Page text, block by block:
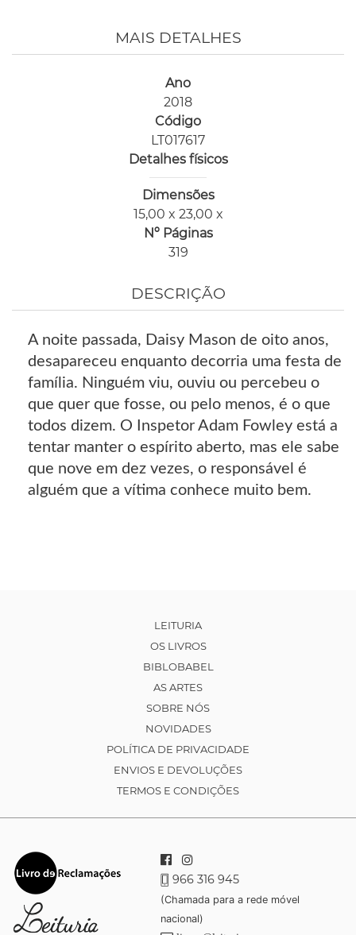
MAIS DETALHES
Ano
2018
Código
LT017617
Detalhes físicos
Dimensões
15,00 x 23,00 x
Nº Páginas
319
DESCRIÇÃO
A noite passada, Daisy Mason de oito anos,
desapareceu enquanto decorria uma festa de
família. Ninguém viu, ouviu ou percebeu o
que quer que fosse, ou pelo menos, é o que
todos dizem. O Inspetor Adam Fowley está a
tentar manter o espírito aberto, mas ele sabe
que nove em dez vezes, o responsável é
alguém que a vítima conhece muito bem.
LEITURIA
OS LIVROS
BIBLOBABEL
AS ARTES
SOBRE NÓS
NOVIDADES
POLÍTICA DE PRIVACIDADE
ENVIOS E DEVOLUÇÕES
TERMOS E CONDIÇÕES
966 316 945
(Chamada para a rede móvel
nacional)